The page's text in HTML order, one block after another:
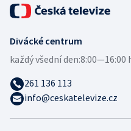
Divácké centrum
každý všední den:8:00—16:00
261 136 113
info@ceskatelevize.cz